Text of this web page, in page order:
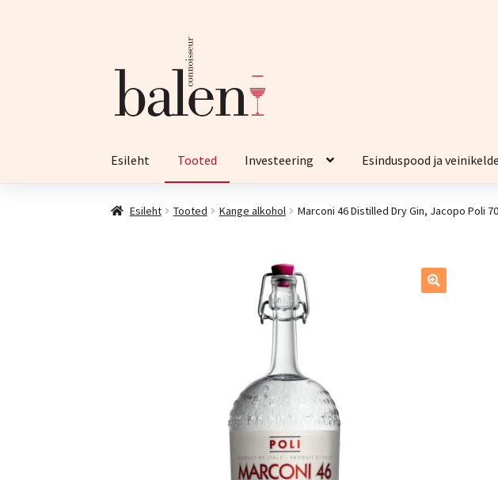
navigeerimisele
Esileht Tooted Investeering Esinduspood ja
Esileht Tooted Kange alkohol Marconi 46 Distilled Dry Gin, Jacopo Poli